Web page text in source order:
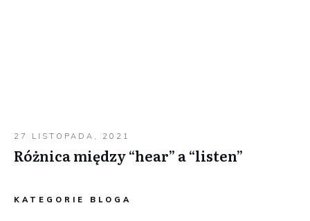
27 LISTOPADA, 2021
Różnica między “hear” a “listen”
KATEGORIE BLOGA